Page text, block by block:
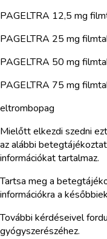
PAGELTRA 12,5 mg
PAGELTRA 25 mg
PAGELTRA 50 mg
PAGELTRA 75 mg
eltrombopag
Mielőtt elkezdi szedni
az alábbi
információkat tartalmaz.
Tartsa meg a
információkra a
További kérdéseivel
gyógyszerészéhez.